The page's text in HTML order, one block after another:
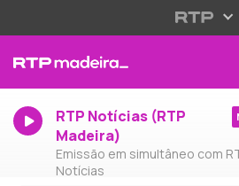
RTP Notícias (RTP
Madeira)
Emissão em simultâneo com
Notícias